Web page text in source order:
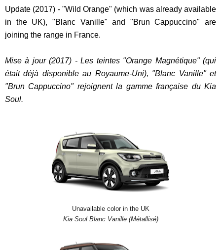
Update (2017) - "Wild Orange" (which was already available
in the UK), "Blanc Vanille" and "Brun Cappuccino" are
joining the range in France.
Mise à jour (2017) - Les teintes "Orange Magnétique" (qui
était déjà disponible au Royaume-Uni), "Blanc Vanille" et
"Brun Cappuccino" rejoignent la gamme française du Kia
Soul.
Unavailable color in the UK
Kia Soul Blanc Vanille (Métallisé)